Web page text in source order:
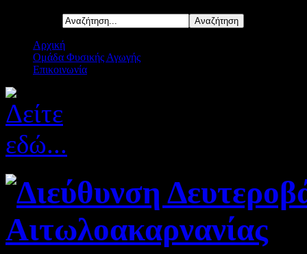
Αρχική
Ομάδα Φυσικής Αγωγής
Επικοινωνία